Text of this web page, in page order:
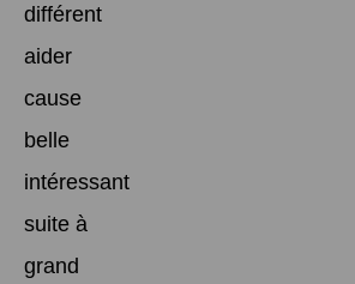
différent
aider
cause
belle
intéressant
suite à
grand